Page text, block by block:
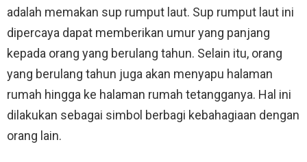
adalah memakan sup rumput laut. Sup rumput laut ini
dipercaya dapat memberikan umur yang panjang
kepada orang yang berulang tahun. Selain itu, orang
yang berulang tahun juga akan menyapu halaman
rumah hingga ke halaman rumah tetangganya. Hal ini
dilakukan sebagai simbol berbagi kebahagiaan dengan
orang lain.